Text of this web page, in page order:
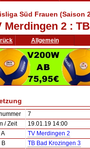
Süd Frauen (Saison
Merdingen 2 :
Allgemein
7
/ Zeit
19.01.19 14:00
A
TV Merdingen 2
B
TB Bad Krozingen 3